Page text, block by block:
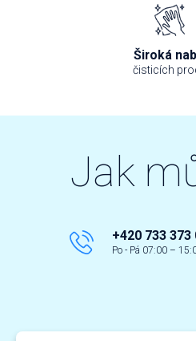
Široká
čisticích
Jak
+420 733 373
Po - Pá 07:00 –